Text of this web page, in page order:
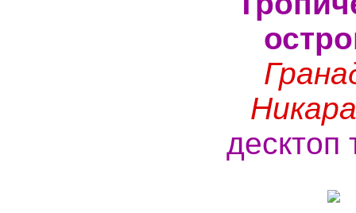
десктоп